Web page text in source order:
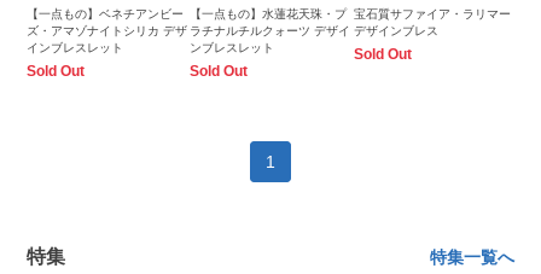
【一点もの】ベネチアンビー
ズ・アマゾナイトシリカ デザ
インブレスレット
Sold Out
【一点もの】水蓮花天珠・プ
ラチナルチルクォーツ デザイ
ンブレスレット
Sold Out
宝石質サファイア・ラリマー
デザインブレス
Sold Out
1
特集 特集一覧へ